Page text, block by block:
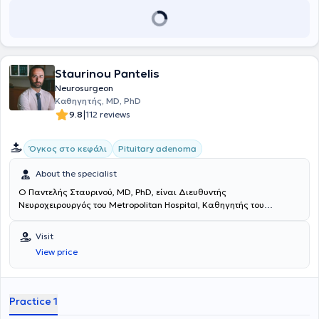
Staurinou Pantelis
Neurosurgeon
Καθηγητής, MD, PhD
9.8|112 reviews
Όγκος στο κεφάλι Pituitary adenoma
About the specialist
Ο Παντελής Σταυρινού, MD, PhD, είναι Διευθυντής
Νευροχειρουργός του Metropolitan Hospital, Καθηγητής του
Πανεπιστημίου Λευκωσίας και Διδάκτωρ του Αριστοτελείου
Πανεπιστημίου Θεσσαλονίκης. Διατηρεί ιδιωτικό ιατρείο στο Νέο
Φάληρο και στο Κολωνάκι. Σπούδασε στην Ιατρική Σχολή του
Πανεπιστημίου Ιωαννίνων και ολοκλήρωσε την ειδικότητα της
εξειδικεύτηκε στη Νευροχειρουργική Παίδων στην Πανεπιστημιακή
Visit
View price
Practice 1